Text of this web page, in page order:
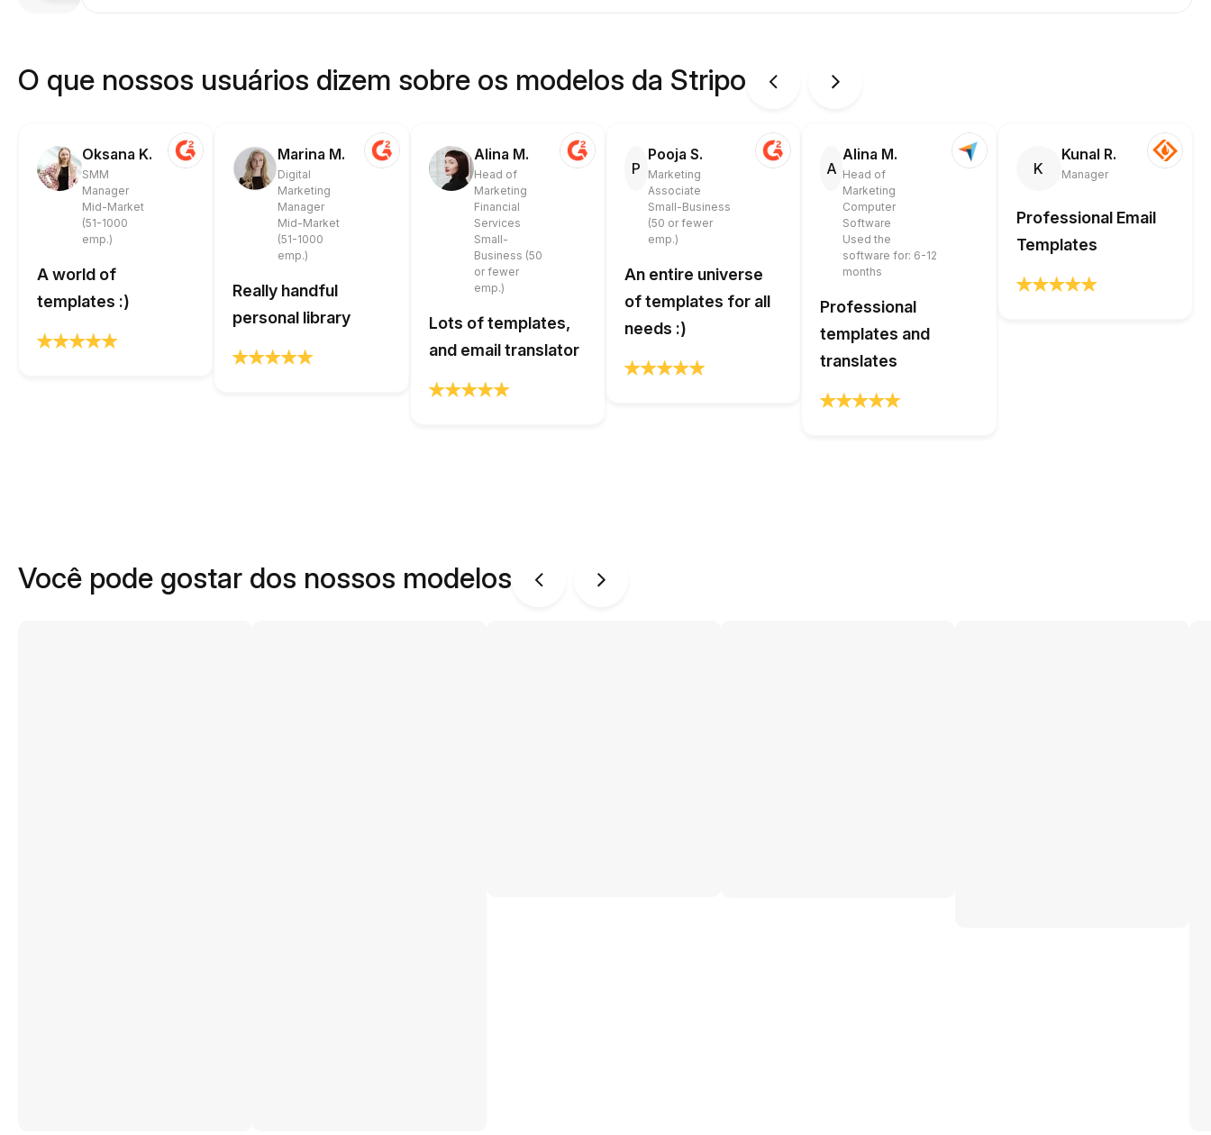
O que nossos usuários dizem sobre os modelos da Stripo
Oksana K.
SMM
Manager
Mid-Market
(51-1000
emp.)
A world of
templates :)
Marina M.
Digital
Marketing
Manager
Mid-Market
(51-1000
emp.)
Really handful
personal library
Alina M.
Head of
Marketing
Financial
Services
Small-
Business (50
or fewer
emp.)
Lots of templates,
and email translator
P
Pooja S.
Marketing
Associate
Small-Business
(50 or fewer
emp.)
An entire universe
of templates for all
needs :)
A
Alina M.
Head of
Marketing
Computer
Software
Used the
software for: 6-12
months
Professional
templates and
translates
K
Kunal R.
Manager
Professional Email
Templates
Você pode gostar dos nossos modelos